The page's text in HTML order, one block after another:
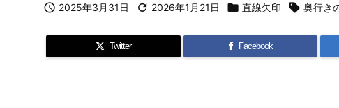
 2025年3月31日  2026年1月21日  直線矢印  奥行き
Twitter Facebook